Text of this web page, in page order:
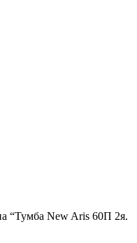
“Тумба New Aris 60П 2я.